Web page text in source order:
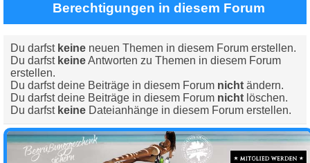
Berechtigungen in diesem Forum
Du darfst keine neuen Themen in diesem Forum erstellen.
Du darfst keineAntworten zu Themen in diesem Forum
erstellen.
Du darfst deine Beiträge in diesem Forum nicht ändern.
Du darfst deine Beiträge in diesem Forum nicht löschen.
Du darfst keine Dateianhänge in diesem Forum erstellen.